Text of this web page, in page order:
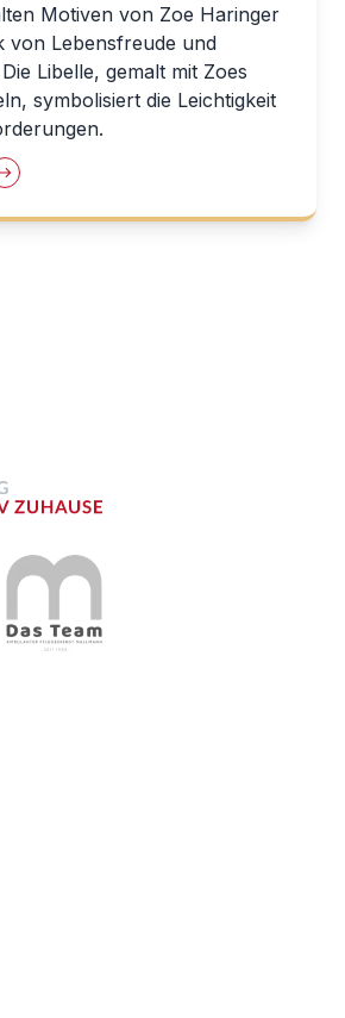
Motiven von Zoe Haringer
von Lebensfreude und
Libelle, gemalt mit Zoes
symbolisiert die Leichtigkeit